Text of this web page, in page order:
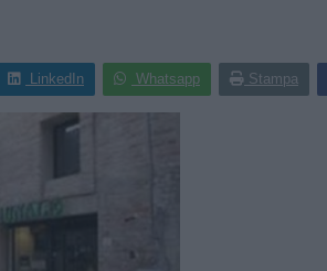
LinkedIn Whatsapp Stampa